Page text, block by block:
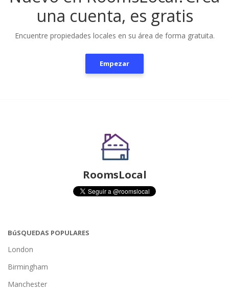
una cuenta, es gratis
Encuentre propiedades locales en su área de forma gratuita.
Empezar
RoomsLocal
BúSQUEDAS POPULARES
London
Birmingham
Manchester